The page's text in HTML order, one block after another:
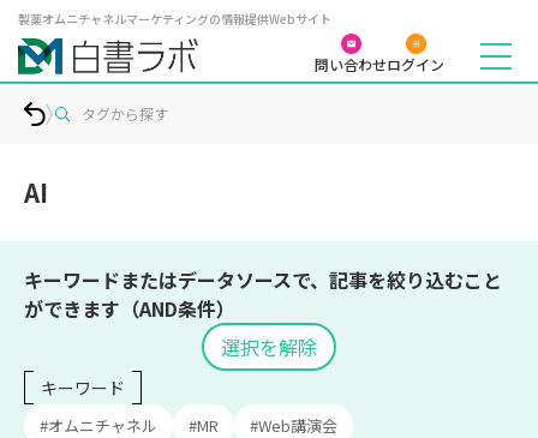
製薬オムニチャネルマーケティングの情報提供Webサイト
問い合わせログイン
タグから探す
AI
キーワードまたはデータソースで、記事を絞り込むこと
ができます（AND条件）
選択を解除
キーワード
#オムニチャネル #MR
#Web講演会